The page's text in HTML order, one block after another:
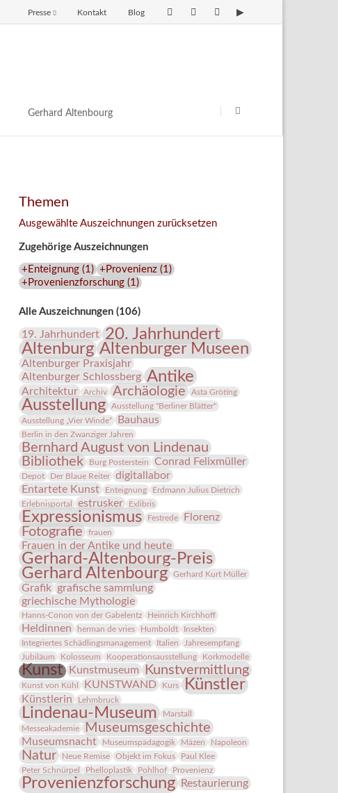
Blog
Kontakt
Presse
Gerhard Altenbourg
Themen
Ausgewählte Auszeichnungen zurücksetzen
Zugehörige Auszeichnungen
+Enteignung(1 ) +Provenienz(1 )
+Provenienzforschung(1 )
Alle Auszeichnungen (106)
19. Jahrhundert 20. Jahrhundert
Altenburg Altenburger Museen
Altenburger Praxisjahr
Altenburger Schlossberg Antike
Architektur Archiv Archäologie Asta Gröting
Ausstellung
Ausstellung "Berliner Blätter"
Ausstellung „Vier Winde“
Bauhaus
Berlin in den Zwanziger Jahren
Bernhard August von Lindenau
Bibliothek
Burg Posterstein Conrad Felixmüller
Depot Der Blaue Reiter
digitallabor
Entartete Kunst
Enteignung
Erdmann Julius Dietrich
Erlebnisportal
estrusker Exlibris
Expressionismus Festrede Florenz
Fotografie frauen
Frauen in der Antike und heute
Gerhard-Altenbourg-Preis
Gerhard Altenbourg
Gerhard Kurt Müller
Grafik grafische sammlung
griechische Mythologie
Hanns-Conon von der Gabelentz Heinrich Kirchhoff
Heldinnen herman de vries Humboldt
Insekten
Integriertes Schädlingsmanagement
Italien
Jahresempfang
Jubiläum
Kolosseum Kooperationsausstellung Korkmodelle
Kunst Kunstmuseum Kunstvermittlung
Kunst von Kühl KUNSTWAND Kurs Künstler
Künstlerin Lehmbruck
Lindenau-Museum
Marstall
Messeakademie
Museumsgeschichte
Museumsnacht Museumspädagogik Mäzen Napoleon
Natur Neue Remise Objekt im Fokus
Paul Klee
Peter Schnürpel
Phelloplastik Pohlhof Provenienz
Provenienzforschung Restaurierung